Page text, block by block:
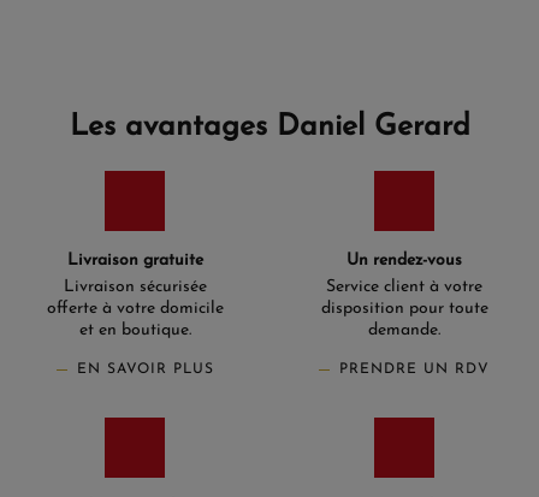
Les avantages Daniel Gerard
Livraison gratuite
Livraison sécurisée
offerte à votre domicile
et en boutique.
EN SAVOIR PLUS
Un rendez-vous
Service client à votre
disposition pour toute
demande.
PRENDRE UN RDV